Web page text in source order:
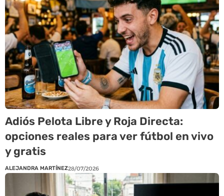
Adiós Pelota Libre y Roja Directa:
opciones reales para ver fútbol en vivo
y gratis
ALEJANDRA MARTÍNEZ28/07/2026